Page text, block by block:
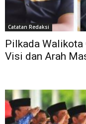
Catatan Redaksi
Pilkada Walikota
Visi dan Arah